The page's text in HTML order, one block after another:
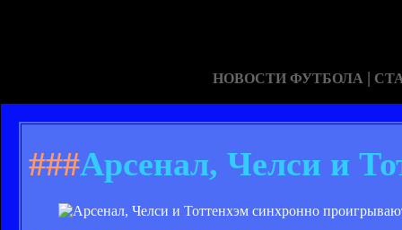
НОВОСТИ ФУТБОЛА |
###Арсенал, Челси и